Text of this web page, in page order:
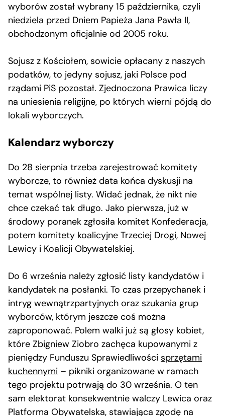
wyborów został wybrany 15 października, czyli
niedziela przed Dniem Papieża Jana Pawła II,
obchodzonym oficjalnie od 2005 roku.
Sojusz z Kościołem, sowicie opłacany z naszych
podatków, to jedyny sojusz, jaki Polsce pod
rządami PiS pozostał. Zjednoczona Prawica liczy
na uniesienia religijne, po których wierni pójdą do
lokali wyborczych.
Kalendarz wyborczy
Do 28 sierpnia trzeba zarejestrować komitety
wyborcze, to również data końca dyskusji na
temat wspólnej listy. Widać jednak, że nikt nie
chce czekać tak długo. Jako pierwsza, już w
środowy poranek zgłosiła komitet Konfederacja,
potem komitety koalicyjne Trzeciej Drogi, Nowej
Lewicy i Koalicji Obywatelskiej.
Do 6 września należy zgłosić listy kandydatów i
kandydatek na posłanki. To czas przepychanek i
intryg wewnątrzpartyjnych oraz szukania grup
wyborców, którym jeszcze coś można
zaproponować. Polem walki już są głosy kobiet,
które Zbigniew Ziobro zachęca kupowanymi z
pieniędzy Funduszu Sprawiedliwości sprzętami
kuchennymi – pikniki organizowane w ramach
tego projektu potrwają do 30 września. O ten
sam elektorat konsekwentnie walczy Lewica oraz
Platforma Obywatelska, stawiająca zgodę na